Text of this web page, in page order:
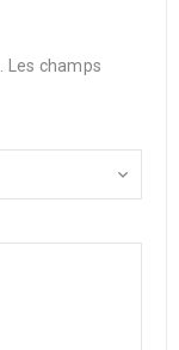
Les champs